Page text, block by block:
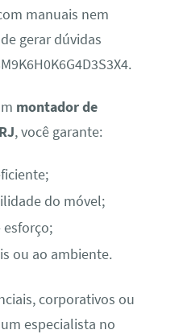
manuais nem
gerar dúvidas
montador de
, você garante:
do móvel;
esforço;
ou ao ambiente.
corporativos ou
especialista no